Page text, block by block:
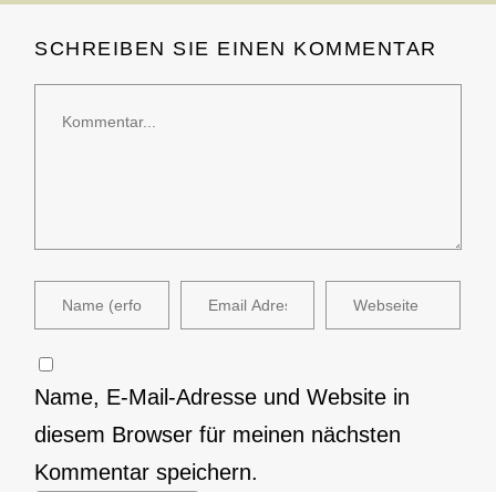
SCHREIBEN SIE EINEN KOMMENTAR
Name, E-Mail-Adresse und Website in
diesem Browser für meinen nächsten
Kommentar speichern.